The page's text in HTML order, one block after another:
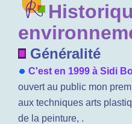
Généralité
C'est en 1999 à Sidi
ouvert au public mon
aux techniques arts
de la peinture, .